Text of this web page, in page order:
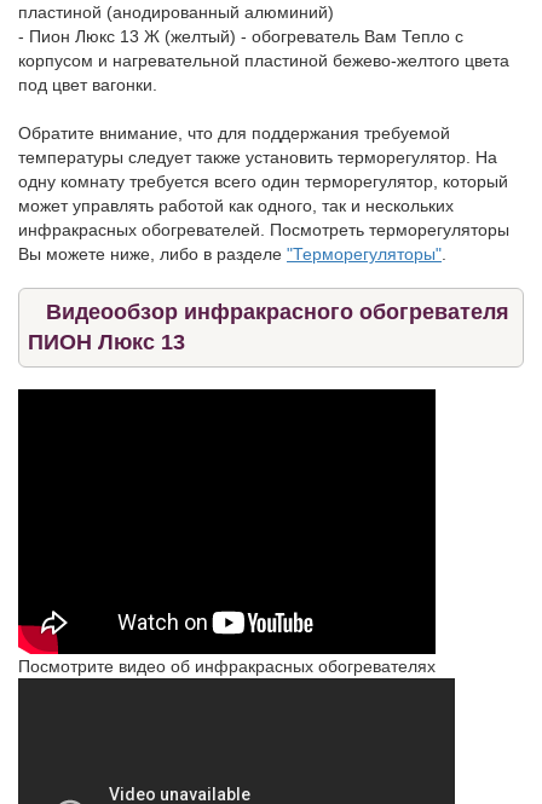
пластиной (анодированный алюминий)
- Пион Люкс 13 Ж (желтый) - обогреватель Вам Тепло с
корпусом и нагревательной пластиной бежево-желтого цвета
под цвет вагонки.
Обратите внимание, что для поддержания требуемой
температуры следует также установить терморегулятор. На
одну комнату требуется всего один терморегулятор, который
может управлять работой как одного, так и нескольких
инфракрасных обогревателей. Посмотреть терморегуляторы
Вы можете ниже, либо в разделе "Терморегуляторы"
Видеообзор инфракрасного обогревателя
ПИОН Люкс 13
Посмотрите видео об инфракрасных обогревателях